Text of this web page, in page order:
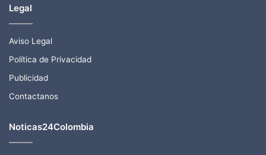
Legal
Aviso Legal
Política de Privacidad
Publicidad
Contactanos
Noticas24Colombia